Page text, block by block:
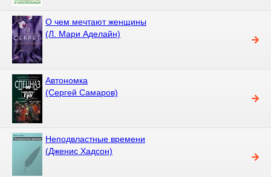
О чем мечтают женщины
(Л. Мари Аделайн)
Автономка
(Сергей Самаров)
Неподвластные времени
(Дженис Хадсон)